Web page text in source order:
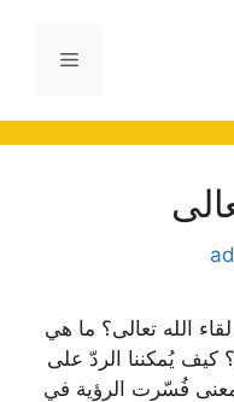
فهرست
الله تعالى؟ ما هي
كيف يُمكننا الردّ على
معنى فُسّرت الرؤية في